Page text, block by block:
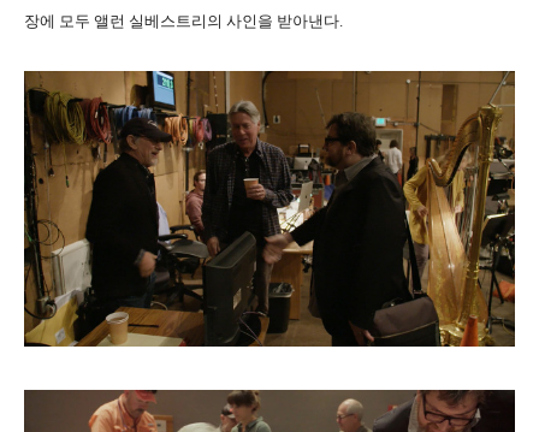
장에 모두 앨런 실베스트리의 사인을 받아낸다.